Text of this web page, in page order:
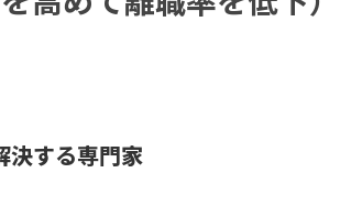
決する専門家